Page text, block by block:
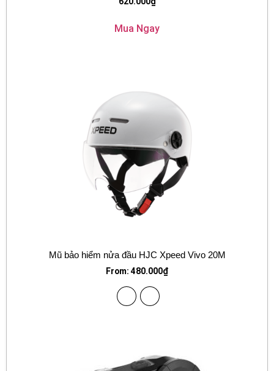
Mua Ngay
Mũ bảo hiểm nửa đầu HJC Xpeed Vivo 20M
From: 480.000₫